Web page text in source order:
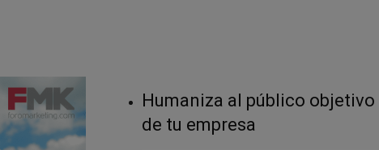
Humaniza al público objetivo
de tu empresa